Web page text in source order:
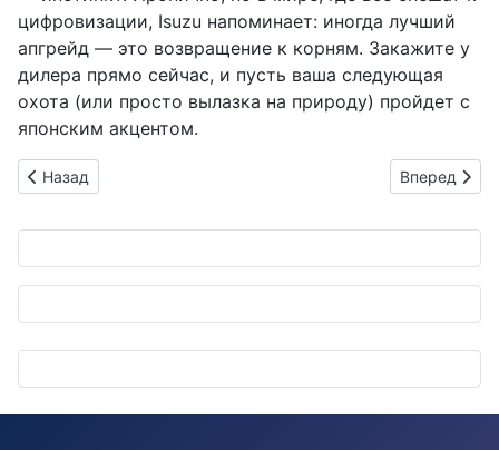
цифровизации, Isuzu напоминает: иногда лучший
апгрейд — это возвращение к корням. Закажите у
дилера прямо сейчас, и пусть ваша следующая
охота (или просто вылазка на природу) пройдет с
японским акцентом.
Предыдущий: Электромобили в объятиях Будды: JAIA
Назад Следующий:
Вперед